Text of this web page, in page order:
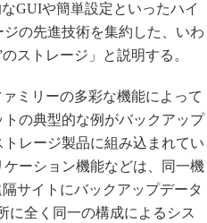
GUIや簡単設定といったハイ
の先進技術を集約した、いわ
ストレージ」と説明する。
ミリーの多彩な機能によって
の典型的な例がバックアップ
レージ製品に組み込まれてい
ケーション機能などは、同一機
サイトにバックアップデータ
に全く同一の構成によるシス